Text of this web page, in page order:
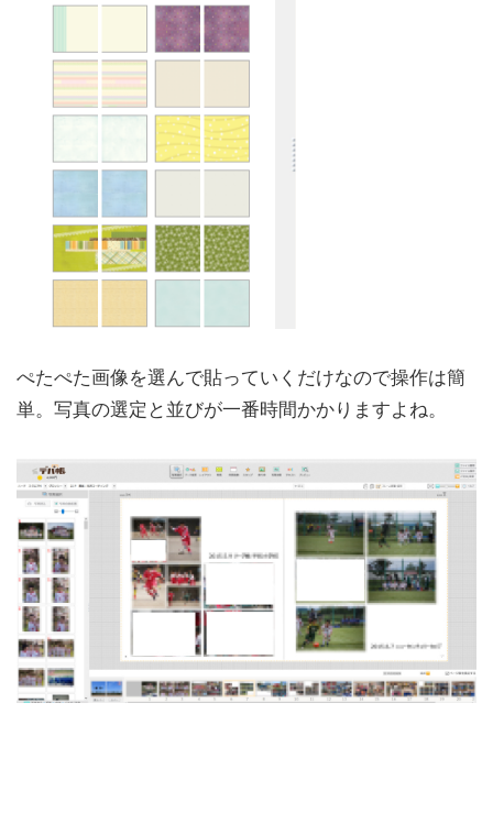
ぺたぺた画像を選んで貼っていくだけなので操作は簡
単。写真の選定と並びが一番時間かかりますよね。